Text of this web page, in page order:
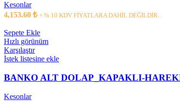
Kesonlar
4,153.60 ₺ + % 10 KDV FİYATLARA DAHİL DEĞİLDİR..
Sepete Ekle
Hızlı görünüm
Karşılaştır
İstek listesine ekle
BANKO ALT DOLAP_KAPAKLI-
Kesonlar